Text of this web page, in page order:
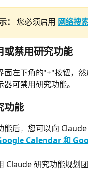
： 您必须启用 网络搜
或禁用研究功能
面左下角的"+"按钮，
器可禁用研究功能。
功能
能后，您可以向
Calendar 和
Claude 研究功能规划